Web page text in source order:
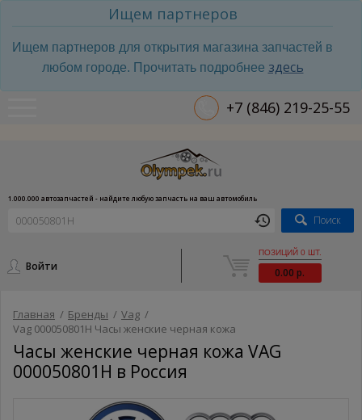
Ищем партнеров
Ищем партнеров для открытия магазина запчастей в
любом городе. Прочитать подробнее здесь
+7 (846) 219-25-55
1.000.000 автозапчастей - найдите любую запчасть на ваш автомобиль
Поиск
Войти
ПОЗИЦИЙ 0 ШТ.
0.00 р.
Главная / Бренды / Vag /
Vag 000050801H Часы женские черная кожа
Часы женские черная кожа VAG
000050801H в Россия